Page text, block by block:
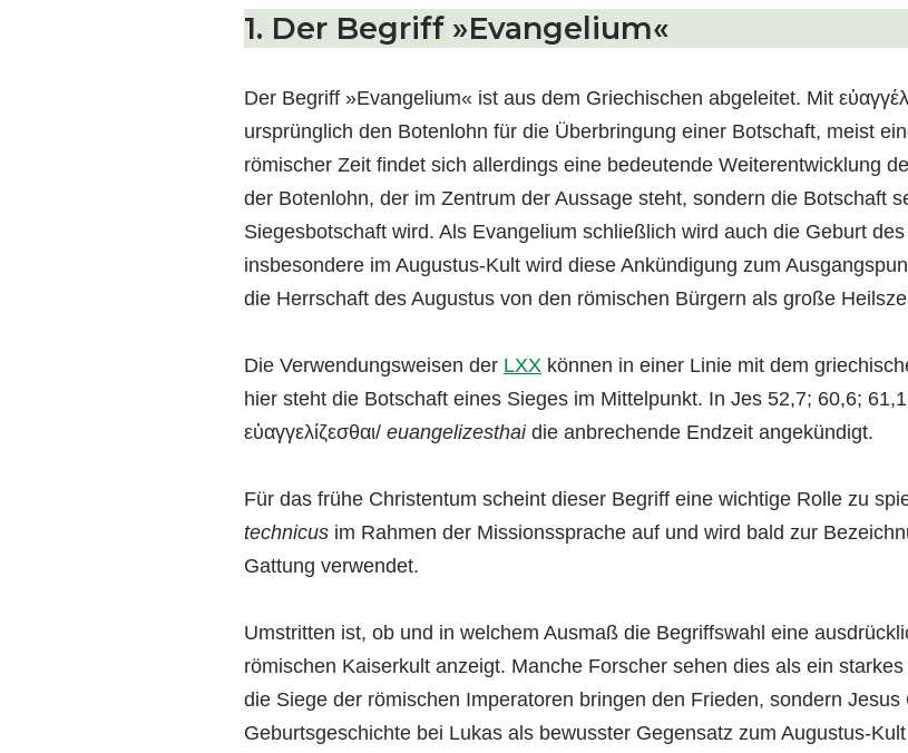
1. Der Begriff »Evangelium«
Der Begriff »Evangelium« ist aus dem Griechischen abgeleitet. Mit
ursprünglich den Botenlohn für die Überbringung einer Botschaft, meist
römischer Zeit findet sich allerdings eine bedeutende Weiterentwicklung
der Botenlohn, der im Zentrum der Aussage steht, sondern die Botschaft
Siegesbotschaft wird. Als Evangelium schließlich wird auch die Geburt
insbesondere im Augustus-Kult wird diese Ankündigung zum
die Herrschaft des Augustus von den römischen Bürgern als große
Die Verwendungsweisen der LXX können in einer Linie mit dem
hier steht die Botschaft eines Sieges im Mittelpunkt. In Jes 52,7; 60,6;
εὐαγγελίζεσθαι/ euangelizesthaidie anbrechende Endzeit angekündigt.
Für das frühe Christentum scheint dieser Begriff eine wichtige Rolle zu
technicus im Rahmen der Missionssprache auf und wird bald zur
Gattung verwendet.
Umstritten ist, ob und in welchem Ausmaß die Begriffswahl eine
römischen Kaiserkult anzeigt. Manche Forscher sehen dies als ein
die Siege der römischen Imperatoren bringen den Frieden, sondern
Geburtsgeschichte bei Lukas als bewusster Gegensatz zum Augustus-